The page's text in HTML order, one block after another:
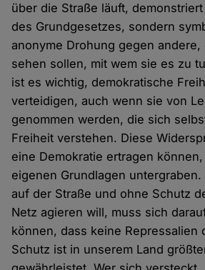
über die Straße läuft,
des Grundgesetzes, sondern
anonyme Drohung gegen
sehen sollen, mit wem sie es zu
ist es wichtig, demokratische
verteidigen, auch wenn sie von
genommen werden, die sich
Freiheit verstehen. Diese
eine Demokratie ertragen
eigenen Grundlagen
auf der Straße und ohne Schutz
Netz agieren will, muss sich
können, dass keine Repressalien
Schutz ist in unserem Land